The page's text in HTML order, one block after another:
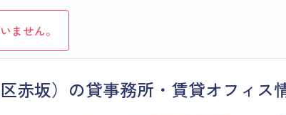
ません。
赤坂）の貸事務所・賃貸オフィス